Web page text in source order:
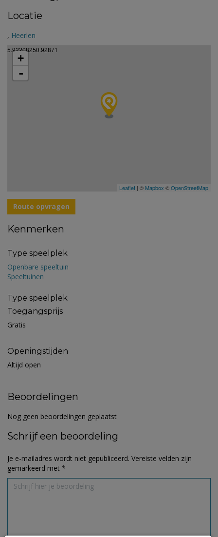
Locatie
, Heerlen
5.92208250.92871
+
-
Leaflet | © Mapbox ©OpenStreetMap
Route opvragen
Kenmerken
Type speelplek
Openbare speeltuin
Speeltuinen
Type speelplek
Toegangsprijs
Gratis
Openingstijden
Altijd open
Beoordelingen
Nog geen beoordelingen geplaatst
Schrijf een beoordeling
Je e-mailadres wordt niet gepubliceerd. Vereiste velden zijn
gemarkeerd met *